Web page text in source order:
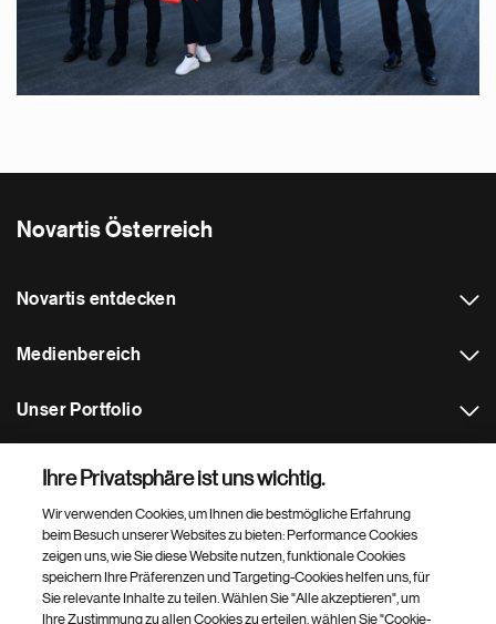
Novartis Österreich
Novartis entdecken
Medienbereich
Unser Portfolio
Weitere Novartis Websites
Footer Site Search
Ihre Privatsphäre ist uns wichtig.
Wir verwenden Cookies, um Ihnen die bestmögliche Erfahrung
beim Besuch unserer Websites zu bieten: Performance Cookies
zeigen uns, wie Sie diese Website nutzen, funktionale Cookies
speichern Ihre Präferenzen und Targeting-Cookies helfen uns, für
Sie relevante Inhalte zu teilen. Wählen Sie "Alle akzeptieren", um
Ihre Zustimmung zu allen Cookies zu erteilen, wählen Sie "Cookie-